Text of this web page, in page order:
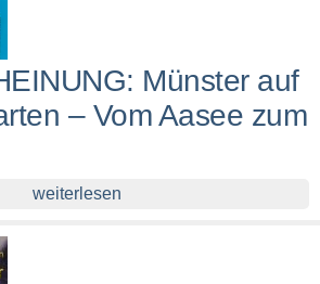
Münster auf
– Vom Aasee zum
weiterlesen